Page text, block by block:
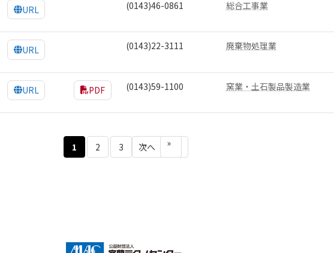
URL (0143)46-0861 総合工事業
URL (0143)22-3111 廃棄物処理業
URL PDF (0143)59-1100 窯業・土石製品製造業
1 2 3 次へ »